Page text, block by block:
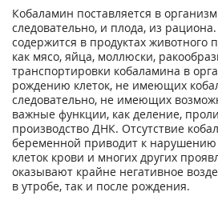
Кобаламин поставляется в
следовательно, и плода, из
содержится в продуктах животного
как мясо, яйца, моллюски,
транспортировки кобаламина в
рождению клеток, не имеющих
следовательно, не имеющих
важные функции, как деление,
производство ДНК. Отсутствие
беременной приводит к нарушению
клеток крови и многих других
оказывают крайне негативное
в утробе, так и после рождения.